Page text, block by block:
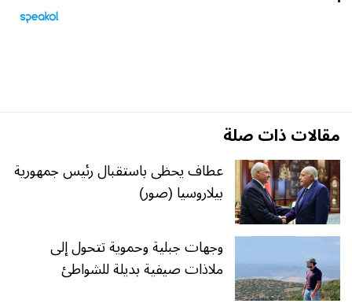
مقالات ذات صلة
عطاف يحظى باستقبال رئيس جمهورية
بيلاروسيا (صور)
وجهات جبلية وحموية تتحول إلى
ملاذات صيفية بديلة للشواطئ